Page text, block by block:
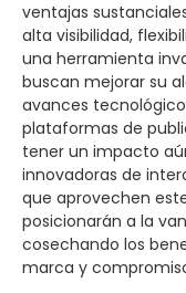
ventajas
alta visibilidad,
una herramienta
buscan mejorar su
avances
plataformas de
tener un impacto
innovadoras de
que aprovechen
posicionarán a la
cosechando los
marca y